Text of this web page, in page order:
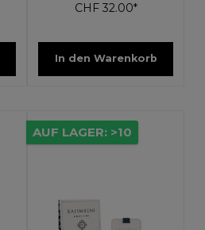
CHF 32.00*
In den Warenkorb
AUF LAGER: >10